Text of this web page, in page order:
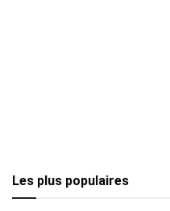
Les plus populaires